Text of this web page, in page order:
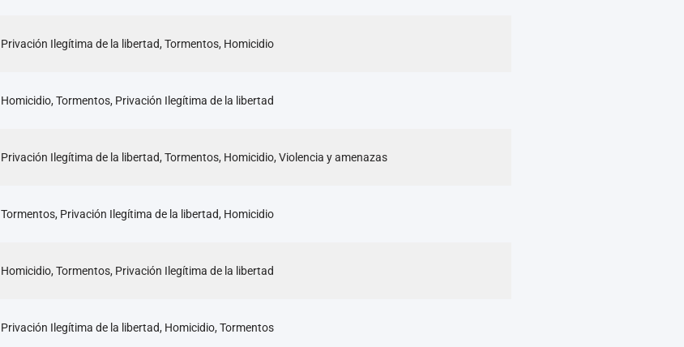
Privación Ilegítima de la libertad, Tormentos, Homicidio
Homicidio, Tormentos, Privación Ilegítima de la libertad
Privación Ilegítima de la libertad, Tormentos, Homicidio, Violencia y amenazas
Tormentos, Privación Ilegítima de la libertad, Homicidio
Homicidio, Tormentos, Privación Ilegítima de la libertad
Privación Ilegítima de la libertad, Homicidio, Tormentos